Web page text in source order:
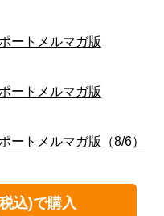
ートメルマガ版
ートメルマガ版
トメルマガ版（8/6）
込)で購入